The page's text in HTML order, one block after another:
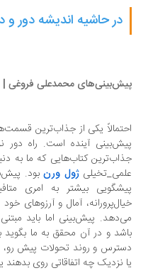
در حاشیه اندیشه دور و دراز
محمدعلی فروغی |
یکی از جذاب‌ترین قسمت‌های
آینده است. راه دور
کتاب‌هایی که ما به دنبال
ژول ورنبود. پیش‌بینی
بیشتر به امری
آمال و آرزوهای خود را
پیش‌بینی اما باید مبتنی بر
و در آن محقق به ما بگوید
و روند تحولات پیش رو، می‌توان
نزدیک چه اتفاقاتی روی بدهند یا چه